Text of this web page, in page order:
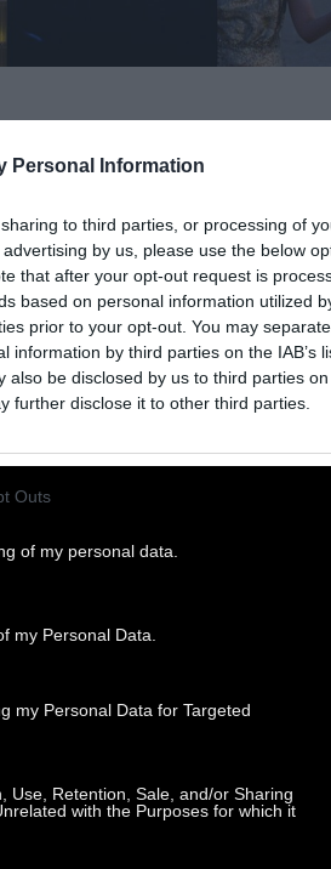
Personal Information
to third parties, or processing of
by us, please use the below
that after your opt-out request is
based on personal information utilized
prior to your opt-out. You may
information by third parties on the IAB’s
also be disclosed by us to third parties
further disclose it to other third parties.
Outs
of my personal data.
my Personal Data.
my Personal Data for Targeted
Use, Retention, Sale, and/or Sharing
with the Purposes for which it
Που θα πάμε
την εβδομάδα;
δράσεις πολιτισμού, με και
Από τους Μελίτα Κάραλη, Χ.
Γ. Καρατζογιάνννης